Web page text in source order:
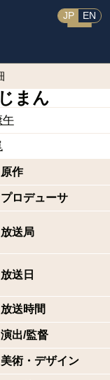
JP EN
まん
午
原作
プロデューサ
放送局
放送日
放送時間
演出/監督
美術・デザイン